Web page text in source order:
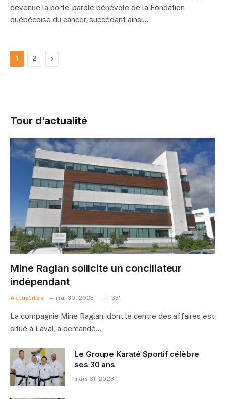
devenue la porte-parole bénévole de la Fondation
québécoise du cancer, succédant ainsi…
1 2 Suivant
Tour d’actualité
Mine Raglan sollicite un conciliateur
indépendant
Actualités mai 30, 2023 331
La compagnie Mine Raglan, dont le centre des affaires est
situé à Laval, a demandé…
Le Groupe Karaté Sportif célèbre
ses 30 ans
mars 31, 2023